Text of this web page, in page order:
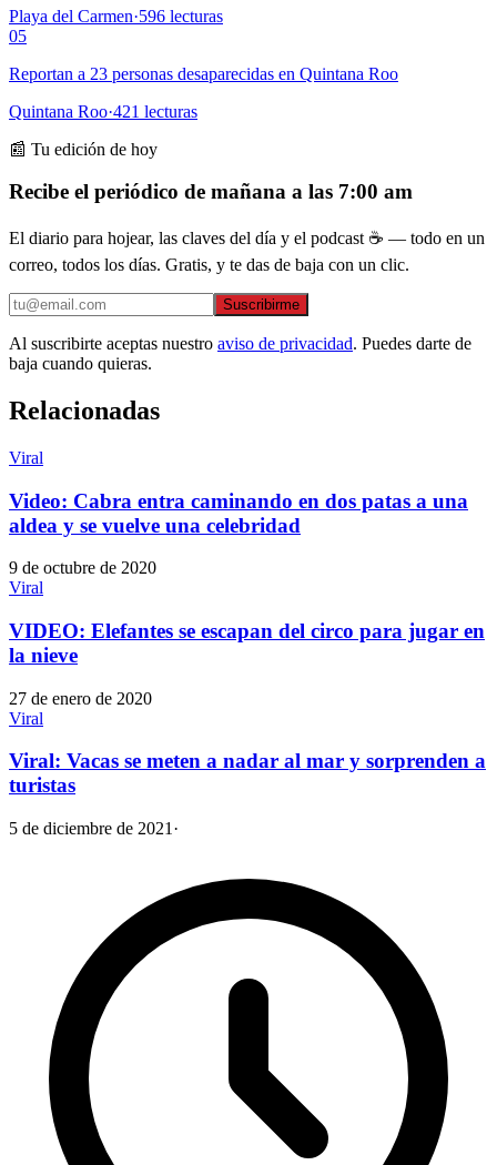
Playa del Carmen·596 lecturas
05
Reportan a 23 personas desaparecidas en Quintana Roo
Quintana Roo·421 lecturas
📰 Tu edición de hoy
Recibe el periódico de mañana a las 7:00 am
El diario para hojear, las claves del día y el podcast ☕ — todo en un
correo, todos los días. Gratis, y te das de baja con un clic.
Suscribirme
Al suscribirte aceptas nuestro aviso de privacidad. Puedes darte de
baja cuando quieras.
Relacionadas
Viral
Video: Cabra entra caminando en dos patas a una
aldea y se vuelve una celebridad
9 de octubre de 2020
Viral
VIDEO: Elefantes se escapan del circo para jugar en
la nieve
27 de enero de 2020
Viral
Viral: Vacas se meten a nadar al mar y sorprenden a
turistas
5 de diciembre de 2021 ·